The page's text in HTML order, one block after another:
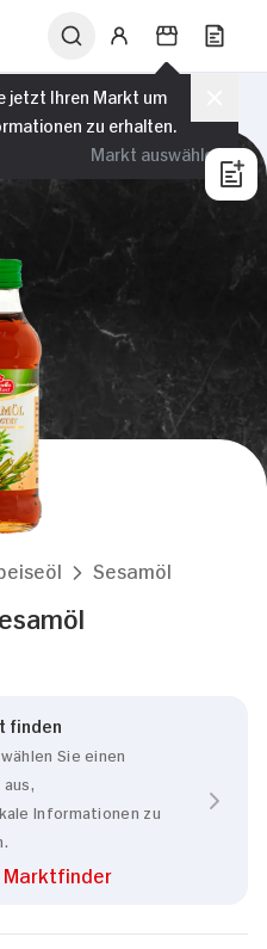
jetzt Ihren Markt um
zu erhalten.
Markt auswählen
Sesamöl
finden
Sie einen
Informationen zu
Marktfinder